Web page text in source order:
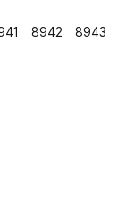
8942 8943